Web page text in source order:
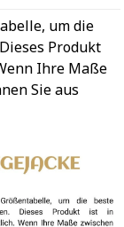
um die
Produkt
Ihre Maße
Sie aus